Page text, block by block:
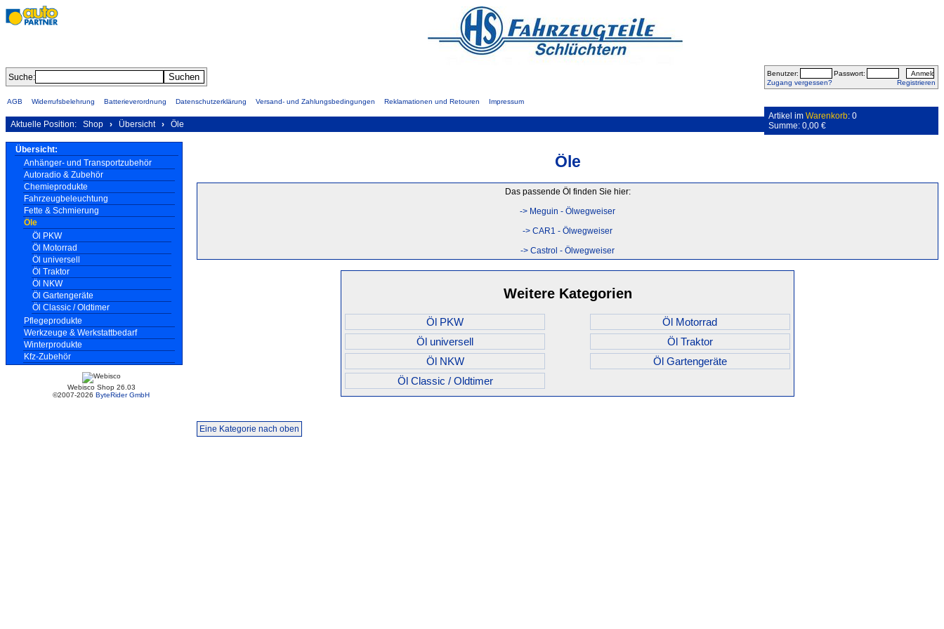
Suche: Benutzer:
Passwort:
Zugang vergessen?
Registrieren
AGB Widerrufsbelehrung Batterieverordnung Datenschutzerklärung Versand- und Zahlungsbedingungen Reklamationen und Retouren Impressum
Aktuelle Position: Shop › Übersicht › Öle
Artikel im Warenkorb: 0
Summe: 0,00 €
Übersicht:
Anhänger- und Transportzubehör
Autoradio & Zubehör
Chemieprodukte
Fahrzeugbeleuchtung
Fette & Schmierung
Öle
Öl PKW
Öl Motorrad
Öl universell
Öl Traktor
Öl NKW
Öl Gartengeräte
Öl Classic / Oldtimer
Pflegeprodukte
Werkzeuge & Werkstattbedarf
Winterprodukte
Kfz-Zubehör
Webisco Shop 26.03
©2007-2026 ByteRider GmbH
Öle
Das passende Öl finden Sie hier:
-> Meguin - Ölwegweiser
-> CAR1 - Ölwegweiser
-> Castrol - Ölwegweiser
Weitere Kategorien
Öl PKW
Öl Motorrad
Öl universell
Öl Traktor
Öl NKW
Öl Gartengeräte
Öl Classic / Oldtimer
Eine Kategorie nach oben